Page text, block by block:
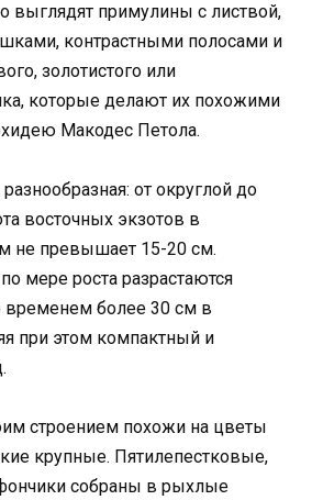
выглядят примулины с листвой,
контрастными полосами и
золотистого или
которые делают их похожими
Макодес Петола.
от округлой до
восточных экзотов в
не превышает 15-20 см.
мере роста разрастаются
временем более 30 см в
при этом компактный и
строением похожи на цветы
крупные. Пятилепестковые,
собраны в рыхлые